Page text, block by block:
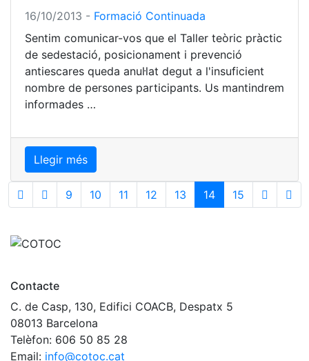
16/10/2013 - Formació Continuada
Sentim comunicar-vos que el Taller teòric pràctic
de sedestació, posicionament i prevenció
antiescares queda anul·lat degut a l'insuficient
nombre de persones participants. Us mantindrem
informades …
Llegir més
9 10 11 12 13 14(current)
15
Contacte
C. de Casp, 130, Edifici COACB, Despatx 5
08013 Barcelona
Telèfon: 606 50 85 28
Email: info@cotoc.cat